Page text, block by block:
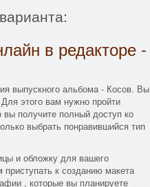
в редакторе -
выпускного альбома - Косов. Вы
этого вам нужно пройти
вы получите полный доступ ко
выбрать понравившийся тип
и обложку для вашего
к созданию макета
, которые вы планируете